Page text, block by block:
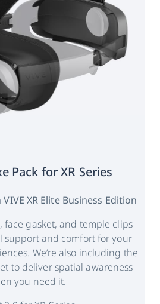
Pack for XR Series
XR Elite Business Edition
face gasket, and temple clips
support and comfort for your
We’re also including the
to deliver spatial awareness
you need it.